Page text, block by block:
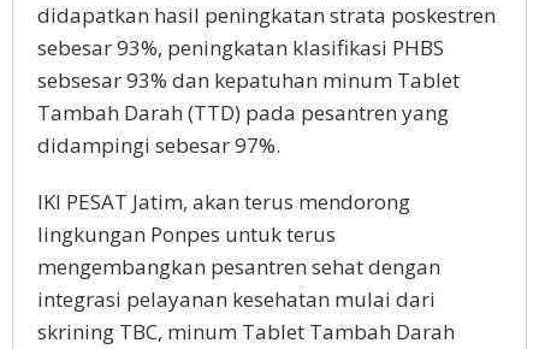
didapatkan hasil peningkatan strata poskestren
sebesar 93%, peningkatan klasifikasi PHBS
sebsesar 93% dan kepatuhan minum Tablet
Tambah Darah (TTD) pada pesantren yang
didampingi sebesar 97%.
IKI PESAT Jatim, akan terus mendorong
lingkungan Ponpes untuk terus
mengembangkan pesantren sehat dengan
integrasi pelayanan kesehatan mulai dari
skrining TBC, minum Tablet Tambah Darah